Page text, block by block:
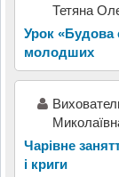
Тетяна
Урок «Будова
молодших
Чарівне
і криги